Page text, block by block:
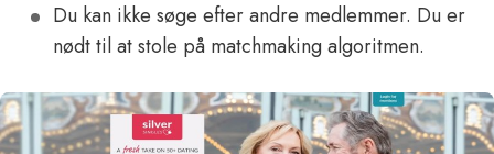
Du kan ikke søge efter andre medlemmer. Du er
nødt til at stole på matchmaking algoritmen.